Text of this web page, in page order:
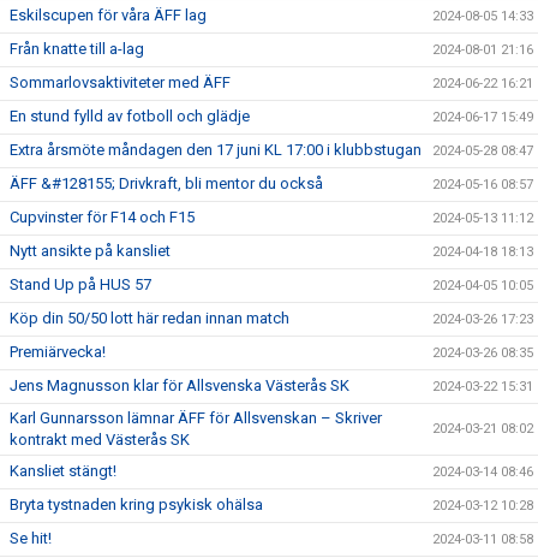
Eskilscupen för våra ÄFF lag 2024-08-05 14:33
Från knatte till a-lag 2024-08-01 21:16
Sommarlovsaktiviteter med ÄFF 2024-06-22 16:21
En stund fylld av fotboll och glädje 2024-06-17 15:49
Extra årsmöte måndagen den 17 juni KL 17:00 i klubbstugan 2024-05-28 08:47
ÄFF &#128155; Drivkraft, bli mentor du också 2024-05-16 08:57
Cupvinster för F14 och F15 2024-05-13 11:12
Nytt ansikte på kansliet 2024-04-18 18:13
Stand Up på HUS 57 2024-04-05 10:05
Köp din 50/50 lott här redan innan match 2024-03-26 17:23
Premiärvecka! 2024-03-26 08:35
Jens Magnusson klar för Allsvenska Västerås SK 2024-03-22 15:31
Karl Gunnarsson lämnar ÄFF för Allsvenskan – Skriver
kontrakt med Västerås SK
2024-03-21 08:02
Kansliet stängt! 2024-03-14 08:46
Bryta tystnaden kring psykisk ohälsa 2024-03-12 10:28
Se hit! 2024-03-11 08:58